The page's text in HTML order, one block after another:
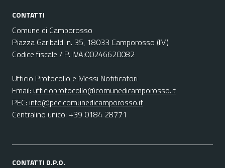
CONTATTI
Comune di Camporosso
Piazza Garibaldi n. 35, 18033 Camporosso (IM)
Codice fiscale / P. IVA:00246620082
Ufficio Protocollo e Messi Notificatori
Email: ufficioprotocollo@comunedicamporosso.it
PEC: info@pec.comunedicamporosso.it
Centralino unico: +39 0184 28771
CONTATTI D.P.O.